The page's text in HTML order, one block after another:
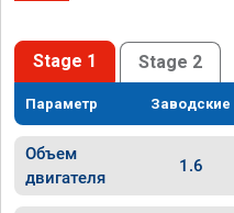
Stage 1 Stage 2
Параметр Заводские
Объем
двигателя
1.6